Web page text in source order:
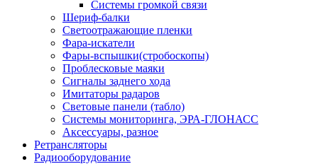
Системы громкой связи
Шериф-балки
Светоотражающие пленки
Фара-искатели
Фары-вспышки(стробоскопы)
Проблесковые маяки
Сигналы заднего хода
Имитаторы радаров
Световые панели (табло)
Системы мониторинга, ЭРА-ГЛОНАСС
Аксессуары, разное
Ретрансляторы
Радиооборудование